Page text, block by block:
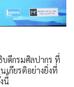
ดีกรมศิลปากร ที่
กียรติอย่างยิ่งที่
นี้